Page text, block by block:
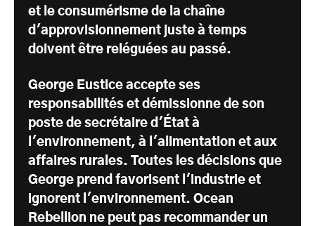
et le consumérisme de la chaîne
d'approvisionnement juste à temps
doivent être reléguées au passé.
George Eustice accepte ses
responsabilités et démissionne de son
poste de secrétaire d'État à
l'environnement, à l'alimentation et aux
affaires rurales. Toutes les décisions que
George prend favorisent l'industrie et
ignorent l'environnement. Ocean
Rebellion ne peut pas recommander un